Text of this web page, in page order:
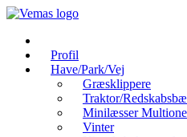
Videre
indhold
Profil
Have/Park/Vej
Græsklippere
Traktor/
Minilæsser Multione
Vinter